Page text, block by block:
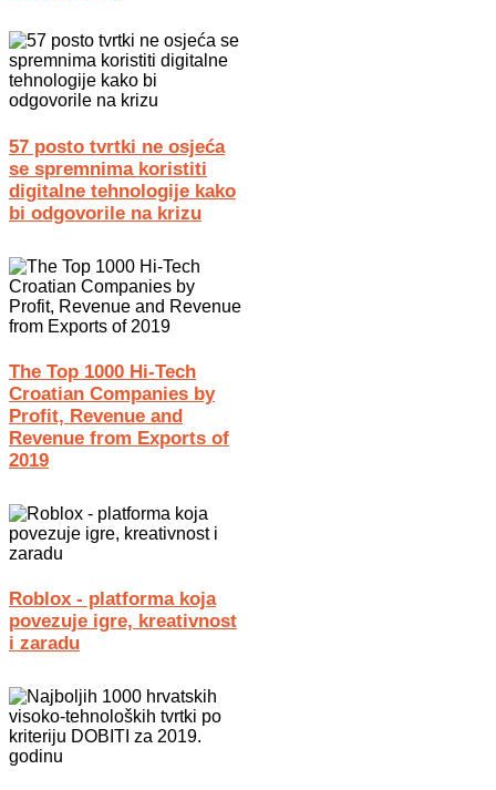
57 posto tvrtki ne osjeća
se spremnima koristiti
digitalne tehnologije kako
bi odgovorile na krizu
The Top 1000 Hi-Tech
Croatian Companies by
Profit, Revenue and
Revenue from Exports of
2019
Roblox - platforma koja
povezuje igre, kreativnost
i zaradu